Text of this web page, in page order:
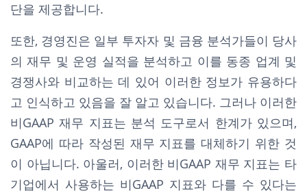
단을 제공합니다.
또한, 경영진은 일부 투자자 및 금융 분석가들이 당사
의 재무 및 운영 실적을 분석하고 이를 동종 업계 및
경쟁사와 비교하는 데 있어 이러한 정보가 유용하다
고 인식하고 있음을 잘 알고 있습니다. 그러나 이러한
비GAAP 재무 지표는 분석 도구로서 한계가 있으며,
GAAP에 따라 작성된 재무 지표를 대체하기 위한 것
이 아닙니다. 아울러, 이러한 비GAAP 재무 지표는 타
기업에서 사용하는 비GAAP 지표와 다를 수 있다는